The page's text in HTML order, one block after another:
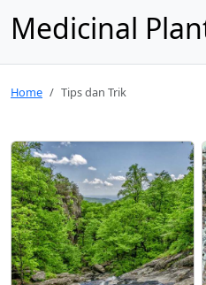
Medicinal
Home Tips dan Trik